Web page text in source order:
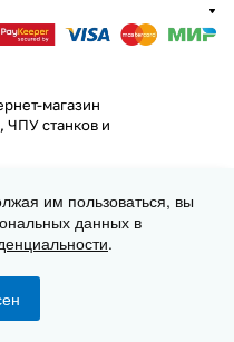
магазин
ЧПУ станков и
им пользоваться, вы
данных в
.